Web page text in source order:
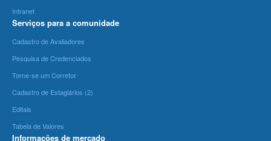
Intranet
Serviços para a comunidade
Cadastro de Avaliadores
Pesquisa de Credenciados
Torne-se um Corretor
Cadastro de Estagiários (2)
Editais
Tabela de Valores
Informações de mercado